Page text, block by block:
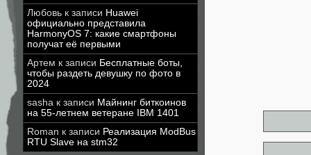
Любовь к записи Huawei
официально представила
HarmonyOS 7: какие смартфоны
получат её первыми
Артем к записи Бесплатные боты,
чтобы раздеть девушку по фото в
2024
sasha к записи Майнинг биткоинов
на 55-летнем ветеране IBM 1401
Roman к записи Реализация ModBus
RTU Slave на stm32